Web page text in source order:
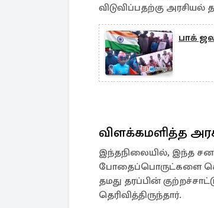
விடுவிப்பதற்கு அரசியல்
பாக்
விளக்கமளித்த
இந்தநிலையில், இந்த
போதைப்பொருட்களை
தமது தரப்பின்
தெரிவித்திருந்தார்.